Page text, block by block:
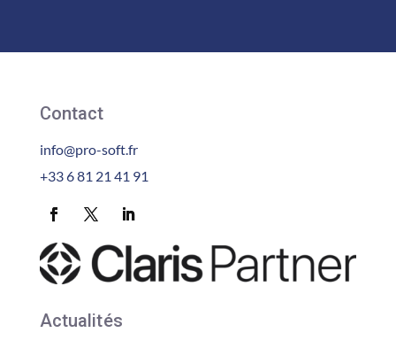
Contact
info@pro-soft.fr
+33 6 81 21 41 91
Actualités